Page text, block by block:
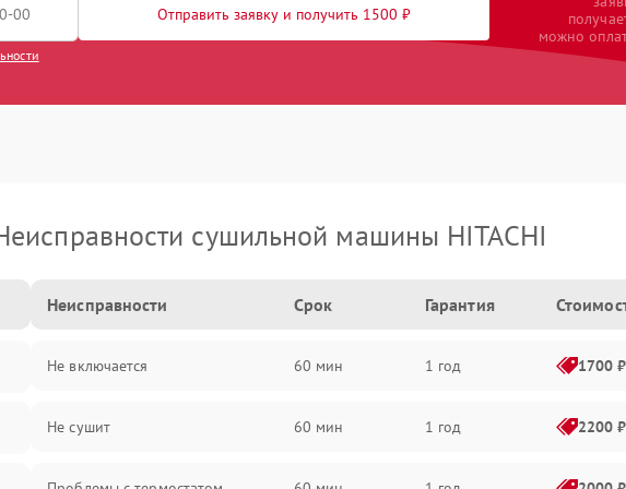
Отправить заявку и получить 1500 ₽
можно
сушильной машины HITACHI
Неисправности Срок Гарантия
Не включается 60 мин 1 год 1700 ₽
Не сушит 60 мин 1 год 2200 ₽